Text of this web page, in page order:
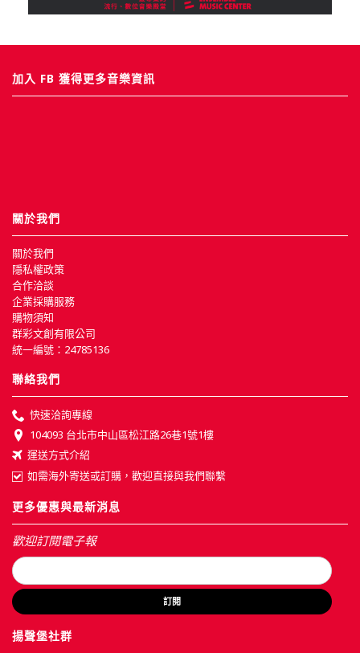
加入 FB 獲得更多音樂資訊
關於我們
關於我們
隱私權政策
合作洽談
企業採購服務
購物須知
群彩文創有限公司
統一編號：24785136
聯絡我們
快速洽詢專線
104093 台北市中山區松江路26巷1號1樓
運送方式介紹
如需海外寄送或訂購，歡迎直接與我們聯繫
更多優惠與最新消息
歡迎訂閱電子報
訂閱
揚聲堡社群